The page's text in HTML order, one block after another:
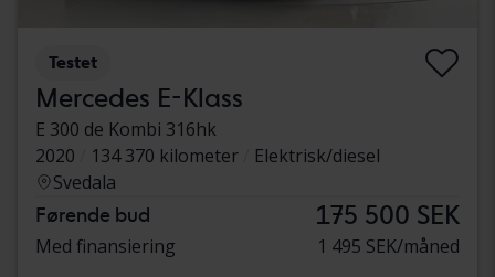
Testet
Mercedes E-Klass
E 300 de Kombi 316hk
2020
134 370 kilometer
Elektrisk/diesel
Svedala
Førende bud 175 500 SEK
Med finansiering 1 495 SEK/måned